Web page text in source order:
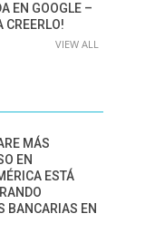
EN GOOGLE –
CREERLO!
VIEW ALL
MÁS
EN
ESTÁ
BANCARIAS EN